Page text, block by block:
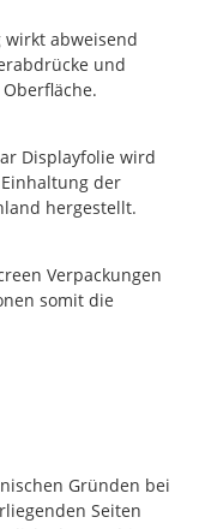
wirkt abweisend
und
Displayfolie wird
der
hergestellt.
Verpackungen
somit die
Gründen bei
Seiten